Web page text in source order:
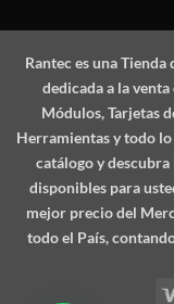
Ranteces una Tienda
dedicada a la
Módulos, Tarjetas
Herramientas y todo
catálogo y
disponibles para
mejor precio del
todo el País,